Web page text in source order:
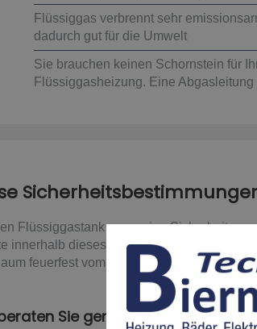
Flüssiggas verbrennt sehr
dadurch gut für die Umwelt
Sie brauchen keinen Schornstein für
Flüssiggasheizung. Eine Abgasleitung
Flüssiggastank muss eine
innerhalb dieses Radius müssen zudem
feuerfest vom Rest des Hauses
Sie gerne ausführlich zu